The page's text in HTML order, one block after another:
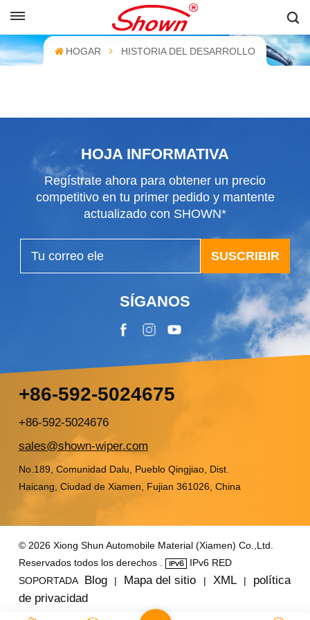
中文
HOGAR HISTORIA DEL DESARROLLO
HOJA INFORMATIVA
Regístrate ahora para obtener un precio
competitivo en tu primer pedido y mantente
actualizado con SHOWN*
SUSCRIBIR
SÍGANOS
+86-592-5024675
+86-592-5024676
sales@shown-wiper.com
No.189, Comunidad Dalu, Pueblo Qingjiao, Dist.
Haicang, Ciudad de Xiamen, Fujian 361026, China
© 2026 Xiong Shun Automobile Material (Xiamen) Co.,Ltd.
Reservados todos los derechos .
IPv6 RED
SOPORTADA
Blog | Mapa del sitio | XML |
política
de privacidad